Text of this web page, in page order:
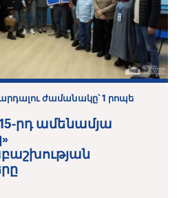
ժամանակը՝ 1 րոպե
րդ ամենամյա